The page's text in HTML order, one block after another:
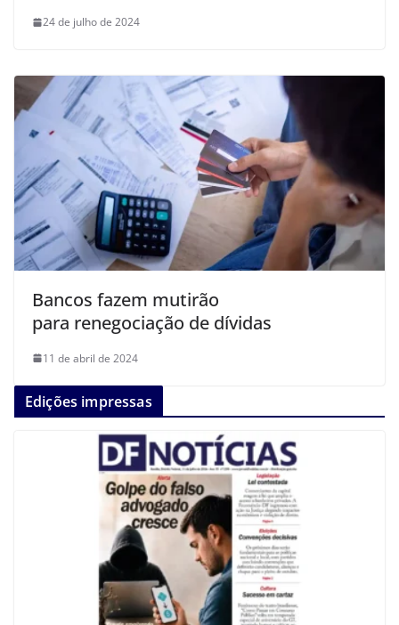
24 de julho de 2024
Bancos fazem mutirão
para renegociação de dívidas
11 de abril de 2024
Edições impressas